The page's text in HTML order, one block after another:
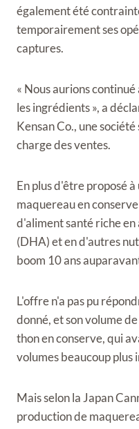
également été
temporairement ses
captures.
« Nous aurions
les ingrédients », a
Kensan Co., une
charge des ventes.
En plus d'être proposé
maquereau en
d'aliment santé riche
(DHA) et en d'autres
boom 10 ans
L'offre n'a pas pu
donné, et son volume
thon en conserve, qui
volumes beaucoup plus
Mais selon la Japan
production de